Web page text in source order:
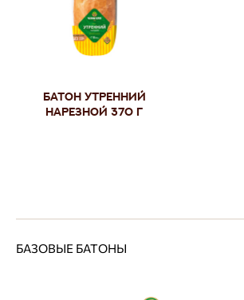
Батон Утренний
нарезной 370 г
БАЗОВЫЕ БАТОНЫ